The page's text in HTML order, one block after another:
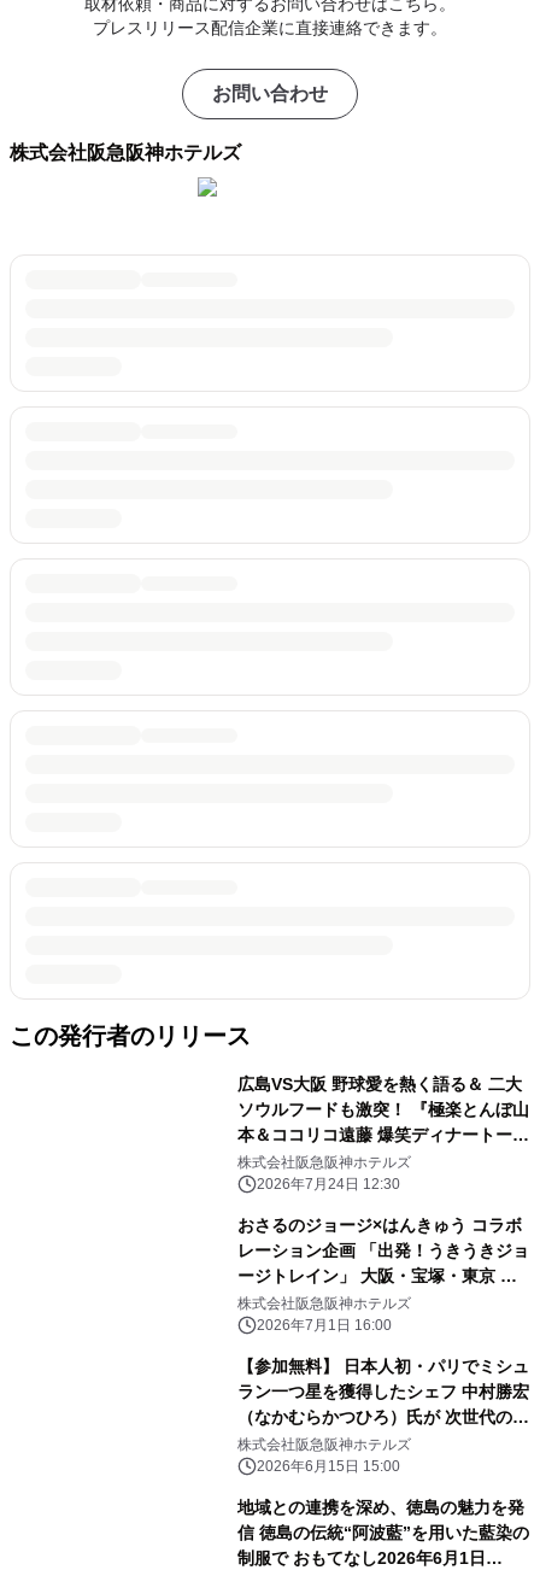
取材依頼・商品に対するお問い合わせはこちら。
プレスリリース配信企業に直接連絡できます。
お問い合わせ
株式会社阪急阪神ホテルズ
この発行者のリリース
広島VS大阪 野球愛を熱く語る＆ 二大
ソウルフードも激突！ 『極楽とんぼ山
本＆ココリコ遠藤 爆笑ディナートーク
ショー』開催 開催日：2026年9月22日
（火・祝）／ 7月25日（土）チケット
株式会社阪急阪神ホテルズ
2026年7月24日 12:30
おさるのジョージ×はんきゅう コラボ
レーション企画 「出発！うきうきジョ
ージトレイン」 大阪・宝塚・東京 新
橋のホテルで 「おさるのジョージ×阪
急電車」コラボフードを 販売します
株式会社阪急阪神ホテルズ
2026年7月1日 16:00
【参加無料】 日本人初・パリでミシュ
ラン一つ星を獲得したシェフ 中村勝宏
（なかむらかつひろ）氏が 次世代の料
理人へ伝える開業25周年記念講演会
「食品ロス削減 私たちの責務」を開催
株式会社阪急阪神ホテルズ
2026年6月15日 15:00
地域との連携を深め、徳島の魅力を発
信 徳島の伝統“阿波藍”を用いた藍染の
制服で おもてなし2026年6月1日